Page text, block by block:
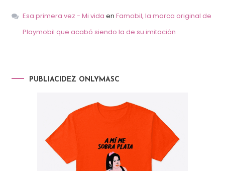
Esa primera vez - Mi vida en Famobil, la marca original de
Playmobil que acabó siendo la de su imitación
PUBLIACIDEZ ONLYMASC